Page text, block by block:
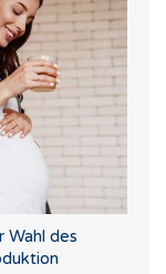
Wahl des